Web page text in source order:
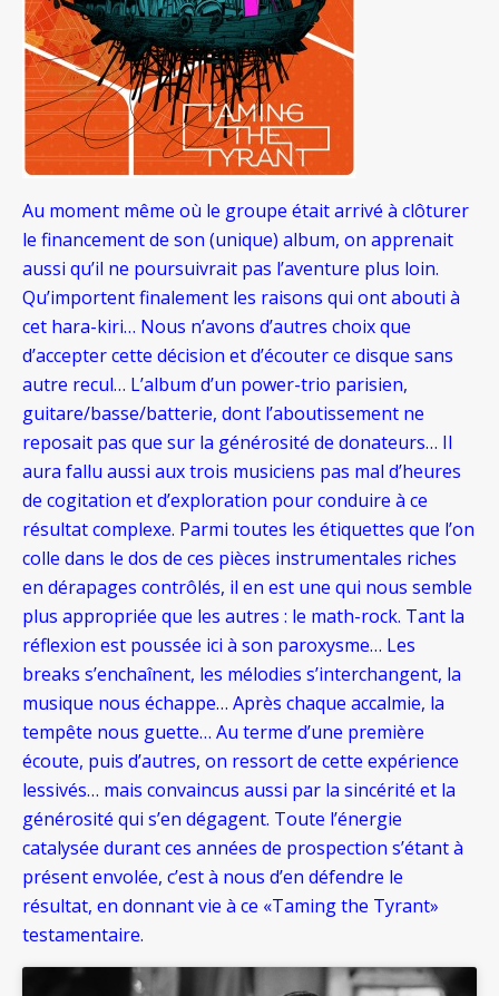
Au moment même où le groupe était arrivé à clôturer
le financement de son (unique) album, on apprenait
aussi qu’il ne poursuivrait pas l’aventure plus loin.
Qu’importent finalement les raisons qui ont abouti à
cet hara-kiri… Nous n’avons d’autres choix que
d’accepter cette décision et d’écouter ce disque sans
autre recul… L’album d’un power-trio parisien,
guitare/basse/batterie, dont l’aboutissement ne
reposait pas que sur la générosité de donateurs… Il
aura fallu aussi aux trois musiciens pas mal d’heures
de cogitation et d’exploration pour conduire à ce
résultat complexe. Parmi toutes les étiquettes que l’on
colle dans le dos de ces pièces instrumentales riches
en dérapages contrôlés, il en est une qui nous semble
plus appropriée que les autres : le math-rock. Tant la
réflexion est poussée ici à son paroxysme… Les
breaks s’enchaînent, les mélodies s’interchangent, la
musique nous échappe… Après chaque accalmie, la
tempête nous guette… Au terme d’une première
écoute, puis d’autres, on ressort de cette expérience
lessivés… mais convaincus aussi par la sincérité et la
générosité qui s’en dégagent. Toute l’énergie
catalysée durant ces années de prospection s’étant à
présent envolée, c’est à nous d’en défendre le
résultat, en donnant vie à ce «Taming the Tyrant»
testamentaire.